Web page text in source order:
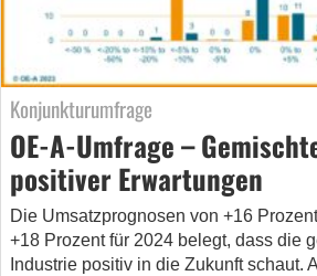
Konjunkturumfrage
OE-A-Umfrage –
positiver Erwartungen
Die Umsatzprognosen von +16
+18 Prozent für 2024 belegt, dass die
Industrie positiv in die Zukunft schaut.